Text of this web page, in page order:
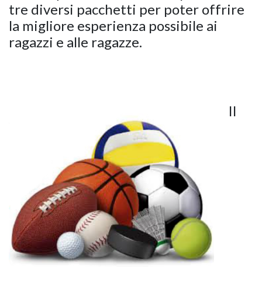
tre diversi pacchetti per poter offrire
la migliore esperienza possibile ai
ragazzi e alle ragazze.
Il